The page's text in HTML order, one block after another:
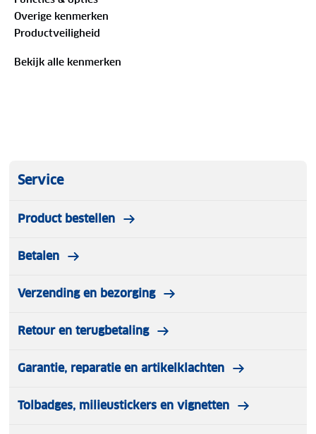
Overige kenmerken
Productveiligheid
Bekijk alle kenmerken
Service
Product bestellen
Betalen
Verzending en bezorging
Retour en terugbetaling
Garantie, reparatie en artikelklachten
Tolbadges, milieustickers en vignetten